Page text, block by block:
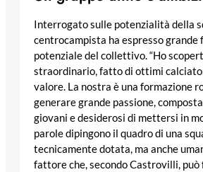
Interrogato sulle potenzialità della
centrocampista ha espresso grande
potenziale del collettivo. “Ho
straordinario, fatto di ottimi
valore. La nostra è una formazione
generare grande passione,
giovani e desiderosi di mettersi in
parole dipingono il quadro di una
tecnicamente dotata, ma anche
fattore che, secondo Castrovilli,